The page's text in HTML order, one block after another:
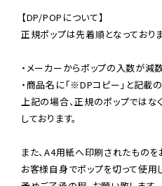
【DP/POPについて】
正規ポップは先着順となっておりま
・メーカーからポップの入数が減
・商品名に「※DPコピー」と記載
上記の場合、正規のポップではな
しております。
また、A4用紙へ印刷されたものを
お客様自身でポップを切って使用